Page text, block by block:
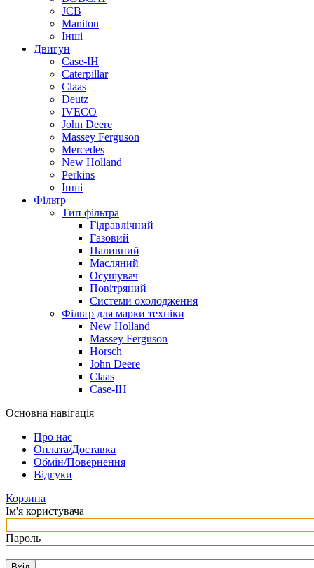
JCB
Manitou
Інші
Двигун
Case-IH
Caterpillar
Claas
Deutz
IVECO
John Deere
Massey Ferguson
Mercedes
New Holland
Perkins
Інші
Фільтр
Тип фільтра
Гідравлічний
Газовий
Паливний
Масляний
Осушувач
Повітряний
Системи охолодження
Фільтр для марки техніки
New Holland
Massey Ferguson
Horsch
John Deere
Claas
Case-IH
Основна навігація
Про нас
Оплата/Доставка
Обмін/Повернення
Відгуки
Корзина
Ім'я користувача
Пароль